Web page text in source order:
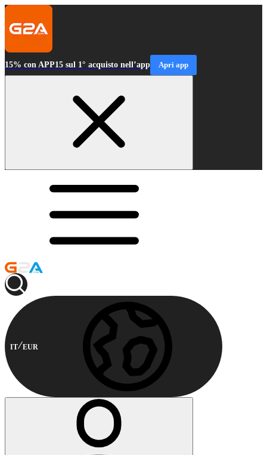
15% con APP15 sul 1° acquisto nell’app Apri app
IT EUR